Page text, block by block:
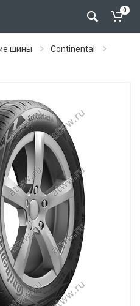
0
шины
Continental